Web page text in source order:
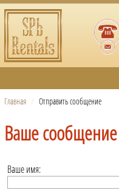
Главная / Отправить сообщение
Ваше сообщение
Ваше имя: